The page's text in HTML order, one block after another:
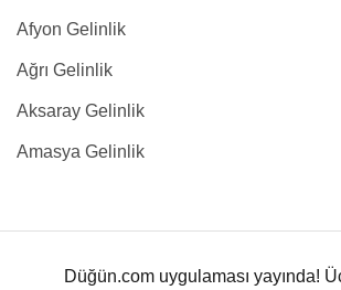
Afyon Gelinlik
Ağrı Gelinlik
Aksaray Gelinlik
Amasya Gelinlik
Düğün.com uygulaması yayında!